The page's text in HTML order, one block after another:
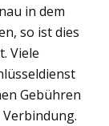
in dem
so ist dies
Viele
Gebühren